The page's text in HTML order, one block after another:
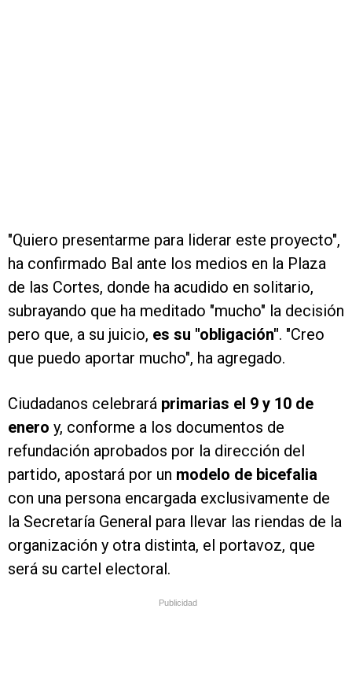
"Quiero presentarme para liderar este proyecto",
ha confirmado Bal ante los medios en la Plaza
de las Cortes, donde ha acudido en solitario,
subrayando que ha meditado "mucho" la decisión
pero que, a su juicio, es su "obligación". "Creo
que puedo aportar mucho", ha agregado.
Ciudadanos celebrará primarias el 9 y 10 de
enero y, conforme a los documentos de
refundación aprobados por la dirección del
partido, apostará por un modelo de bicefalia
con una persona encargada exclusivamente de
la Secretaría General para llevar las riendas de la
organización y otra distinta, el portavoz, que
será su cartel electoral.
Publicidad